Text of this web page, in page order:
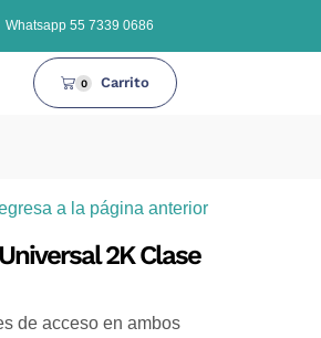
Whatsapp 55 7339 0686
0 Carrito
a la página anterior
2K Clase
de acceso en ambos